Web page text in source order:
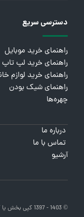
دسترسی سریع
راهنمای خرید موبایل
راهنمای خرید لپ تاپ
راهنمای خرید لوازم
راهنمای شیک بودن
چهره‌ها
درباره ما
تماس با ما
آرشیو
© 1403 - 1397 کپی بخش یا کل هر کدام از مطالب